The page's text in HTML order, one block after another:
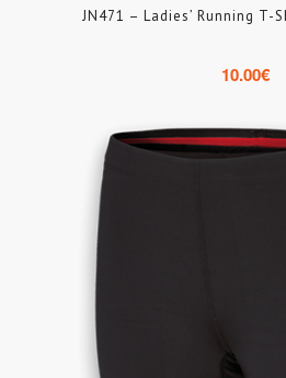
JN471 – Ladies’ Running
10.00€